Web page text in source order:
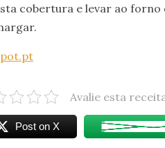
cobertura e levar ao forno
Avalie esta
Post on X